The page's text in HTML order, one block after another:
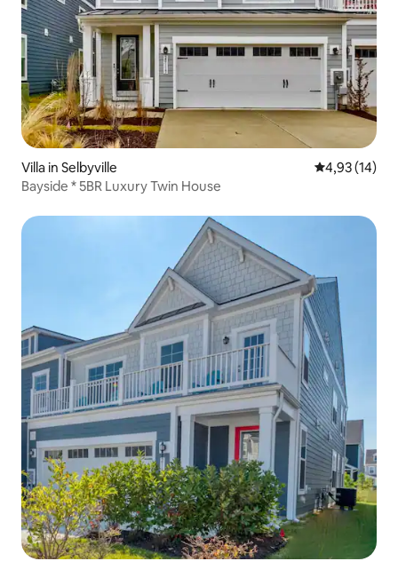
Villa in Selbyville Gemiddelde
4,93 (14)
Bayside * 5BR Luxury Twin House